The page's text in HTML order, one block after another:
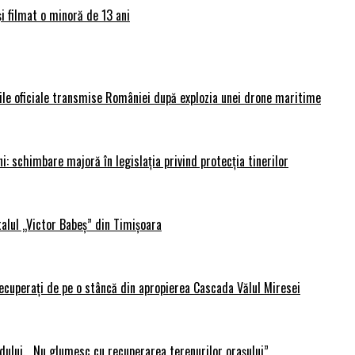
filmat o minoră de 13 ani
oficiale transmise României după explozia unei drone maritime
schimbare majoră în legislația privind protecția tinerilor
„Victor Babeș” din Timișoara
de pe o stâncă din apropierea Cascada Vălul Miresei